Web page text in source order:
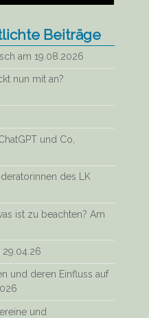
Beiträge
am 19.08.2026
nun mit an?
und Co,
des LK
ist zu beachten? Am
und deren Einfluss auf
und